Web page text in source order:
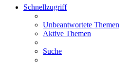
Schnellzugriff
Unbeantwortete Themen
Aktive Themen
Suche